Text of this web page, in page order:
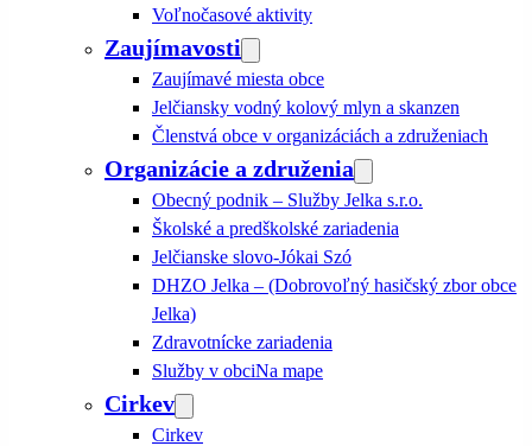
Voľnočasové aktivity
Zaujímavosti
Zaujímavé miesta obce
Jelčiansky vodný kolový mlyn a skanzen
Členstvá obce v organizáciách a združeniach
Organizácie a združenia
Obecný podnik – Služby Jelka s.r.o.
Školské a predškolské zariadenia
Jelčianske slovo-Jókai Szó
DHZO Jelka – (Dobrovoľný hasičský zbor obce
Jelka)
Zdravotnícke zariadenia
Služby v obciNa mape
Cirkev
Cirkev